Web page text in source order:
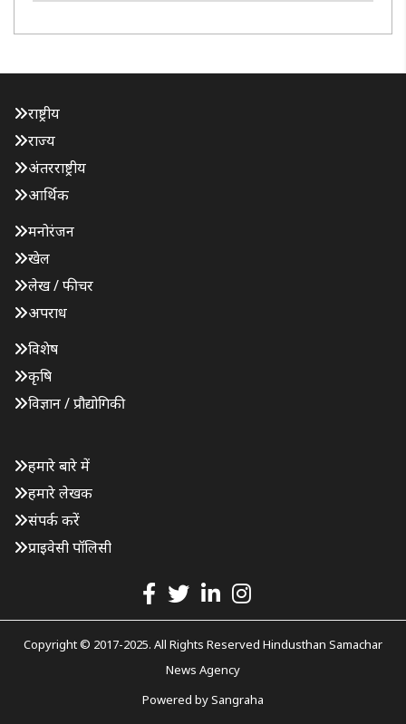
राष्ट्रीय
राज्य
अंतरराष्ट्रीय
आर्थिक
मनोरंजन
खेल
लेख / फीचर
अपराध
विशेष
कृषि
विज्ञान / प्रौद्योगिकी
हमारे बारे में
हमारे लेखक
संपर्क करें
प्राइवेसी पॉलिसी
Copyright © 2017-2025. All Rights Reserved Hindusthan Samachar
News Agency
Powered bySangraha